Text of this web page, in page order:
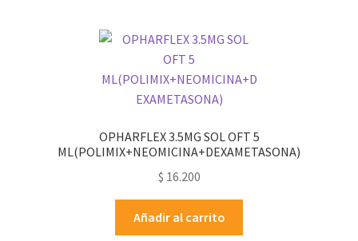
OPHARFLEX 3.5MG SOL OFT 5
ML(POLIMIX+NEOMICINA+DEXAMETASONA)
$ 16.200
Añadir al carrito